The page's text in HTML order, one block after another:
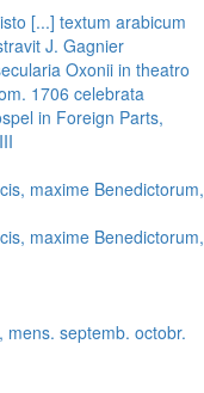
[...] textum arabicum
J. Gagnier
Oxonii in theatro
1706 celebrata
in Foreign Parts,
maxime Benedictorum,
maxime Benedictorum,
septemb. octobr.